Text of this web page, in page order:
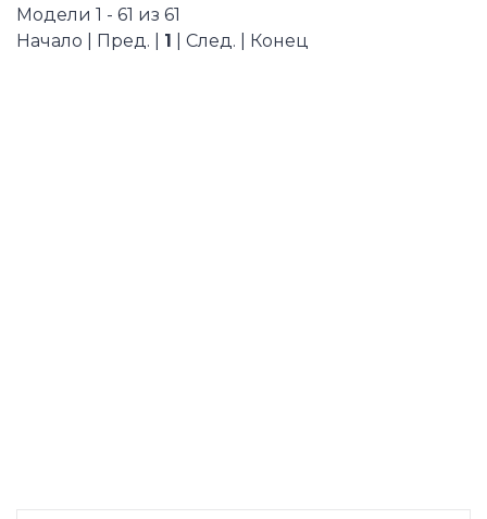
Модели 1 - 61 из 61
Начало | Пред. | 1 | След. | Конец